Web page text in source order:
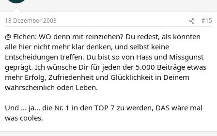
18 Dezember 2003 #15
@ Elchen: WO denn mit reinziehen? Du redest, als könnten
alle hier nicht mehr klar denken, und selbst keine
Entscheidungen treffen. Du bist so von Hass und Missgunst
geprägt. Ich wünsche Dir für jeden der 5.000 Beiträge etwas
mehr Erfolg, Zufriedenheit und Glücklichkeit in Deinem
wahrscheinlich öden Leben.
Und ... ja... die Nr. 1 in den TOP 7 zu werden, DAS wäre mal
was cooles.